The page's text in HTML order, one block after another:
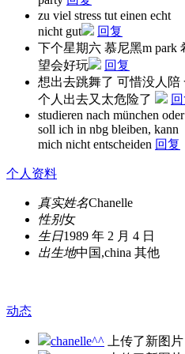
zu viel stress tut einen echt
nicht gut
回复
下个星期六 慕尼黑m park
望会好玩
回复
想出去跳舞了 可惜没人陪
个人出去又太危险了
studieren nach münchen oder
soll ich in nbg bleiben, kann
mich nicht entscheiden 回复
个人资料
真实姓名Chanelle
性别女
生日1989 年 2 月 4 日
出生地中国,china 其他
动态
chanelle^^ 上传了新图片